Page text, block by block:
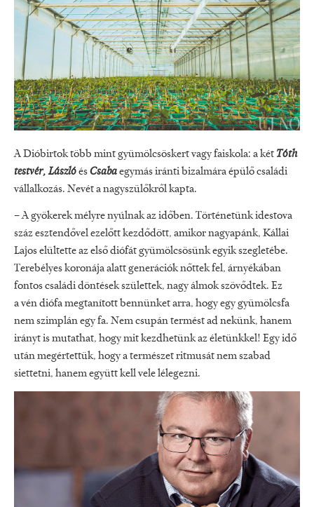
A Dióbirtok több mint gyümölcsöskert vagy faiskola: a két Tóth
testvér, LászlóésCsabaegymás iránti bizalmára épülő családi
vállalkozás. Nevét a nagyszülőkről kapta.
– A gyökerek mélyre nyúlnak az időben. Történetünk idestova
száz esztendővel ezelőtt kezdődött, amikor nagyapánk, Kállai
Lajos elültette az első diófát gyümölcsösünk egyik szegletébe.
Terebélyes koronája alatt generációk nőttek fel, árnyékában
fontos családi döntések születtek, nagy álmok szövődtek. Ez
a vén diófa megtanított bennünket arra, hogy egy gyümölcsfa
nem szimplán egy fa. Nem csupán termést ad nekünk, hanem
irányt is mutathat, hogy mit kezdhetünk az életünkkel! Egy idő
után megértettük, hogy a természet ritmusát nem szabad
siettetni, hanem együtt kell vele lélegezni.